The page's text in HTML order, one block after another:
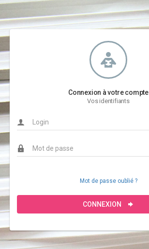
Connexion à votre compte
Vos identifiants
Mot de passe oublié ?
CONNEXION